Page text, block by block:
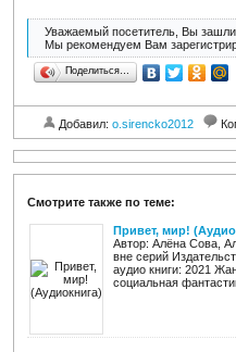
Уважаемый посетитель, Вы зашли
Мы рекомендуем Вам
Поделиться…
Добавил: o.sirencko2012
Смотрите также по теме:
Привет, мир!
Автор: Алёна Сова,
вне серий
аудио книги: 2021
социальная